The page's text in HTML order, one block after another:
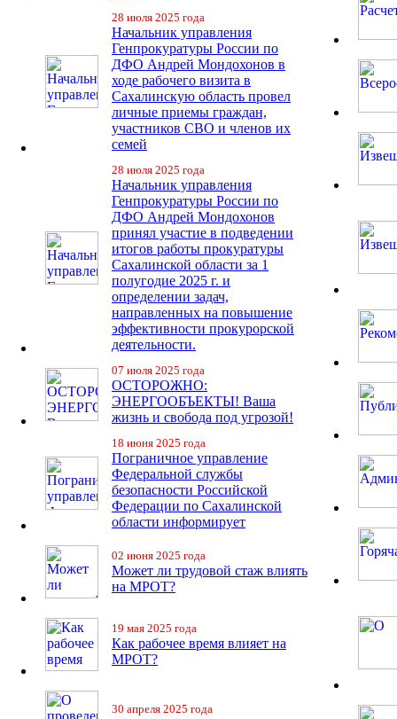
28 июля 2025 года
Начальник управления
Генпрокуратуры России по
ДФО Андрей Мондохонов в
ходе рабочего визита в
Сахалинскую область провел
личные приемы граждан,
участников СВО и членов их
семей
28 июля 2025 года
Начальник управления
Генпрокуратуры России по
ДФО Андрей Мондохонов
принял участие в подведении
итогов работы прокуратуры
Сахалинской области за 1
полугодие 2025 г. и
определении задач,
направленных на повышение
эффективности прокурорской
деятельности.
07 июля 2025 года
ОСТОРОЖНО:
ЭНЕРГООБЪЕКТЫ! Ваша
жизнь и свобода под угрозой!
18 июня 2025 года
Пограничное управление
Федеральной службы
безопасности Российской
Федерации по Сахалинской
области информирует
02 июня 2025 года
Может ли трудовой стаж влиять
на МРОТ?
19 мая 2025 года
Как рабочее время влияет на
МРОТ?
30 апреля 2025 года